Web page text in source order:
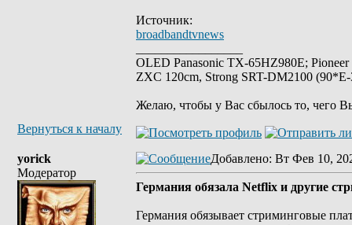
Источник:
broadbandtvnews
OLED Panasonic TX-65HZ980E;
ZXC 120cm, Strong SRT-DM2100
Желаю, чтобы у Вас сбылось то, чего
Вернуться к началу
yorick
Модератор
Добавлено: Вт Фев 10,
Германия обязала Netflix и другие
Германия обязывает стриминговые